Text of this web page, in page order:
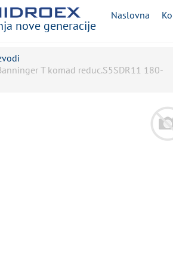
nove generacije
Naslovna
T komad reduc.S5SDR11 180-